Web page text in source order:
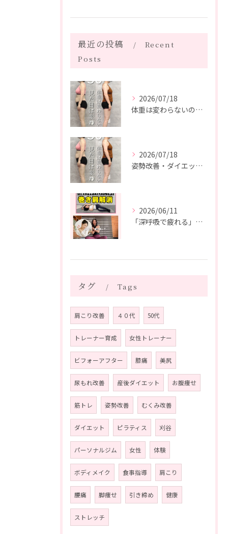
最近の投稿
Recent
Posts
2026/07/18
体重は変わらないのに、見た目は変わった。
2026/07/18
姿勢改善・ダイエット・ピラティス【５０代・M様】
2026/06/11
「深呼吸で疲れる」の、実は普通じゃありません。
タグ Tags
肩こり改善 ４０代 50代
トレーナー育成 女性トレーナー
ビフォーアフター 膝痛 美尻
尿もれ改善 産後ダイエット お腹痩せ
筋トレ 姿勢改善 むくみ改善
ダイエット ピラティス 刈谷
パーソナルジム 女性 体験
ボディメイク 食事指導 肩こり
腰痛 脚痩せ 引き締め 健康
ストレッチ